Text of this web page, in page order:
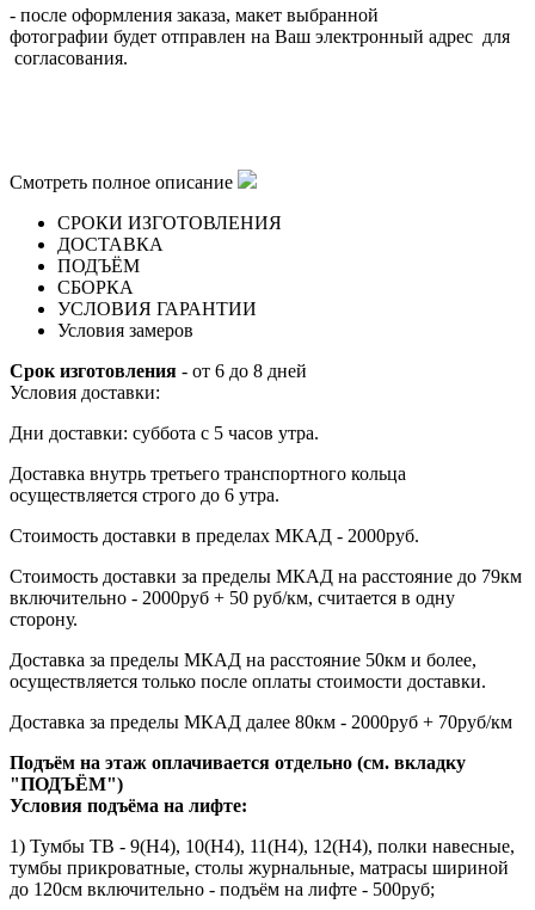
- после оформления заказа, макет выбранной
фотографии будет отправлен на Ваш электронный адрес для
согласования.
Смотреть полное описание
СРОКИ ИЗГОТОВЛЕНИЯ
ДОСТАВКА
ПОДЪЁМ
СБОРКА
УСЛОВИЯ ГАРАНТИИ
Условия замеров
Срок изготовления - от 6 до 8 дней
Условия доставки:
Дни доставки: суббота с 5 часов утра.
Доставка внутрь третьего транспортного кольца
осуществляется строго до 6 утра.
Стоимость доставки в пределах МКАД - 2000руб.
Стоимость доставки за пределы МКАД на расстояние до 79км
включительно - 2000руб + 50 руб/км, считается в одну
сторону.
Доставка за пределы МКАД на расстояние 50км и более,
осуществляется только после оплаты стоимости доставки.
Доставка за пределы МКАД далее 80км - 2000руб + 70руб/км
Подъём на этаж оплачивается отдельно (см. вкладку
"ПОДЪЁМ")
Условия подъёма на лифте:
1) Тумбы ТВ - 9(Н4), 10(Н4), 11(Н4), 12(Н4), полки навесные,
тумбы прикроватные, столы журнальные, матрасы шириной
до 120см включительно - подъём на лифте - 500руб;